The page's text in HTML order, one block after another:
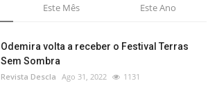
Este Mês Este Ano
Odemira volta a receber o Festival Terras
Sem Sombra
Revista Descla Ago 31, 2022 1131